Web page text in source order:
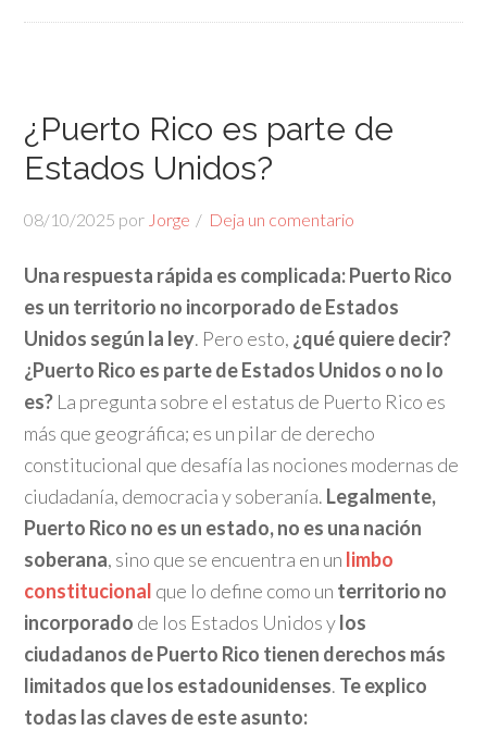
¿Puerto Rico es parte de
Estados Unidos?
08/10/2025 por Jorge Deja un comentario
Una respuesta rápida es complicada: Puerto Rico
es un territorio no incorporado de Estados
Unidos según la ley. Pero esto, ¿qué quiere decir?
¿Puerto Rico es parte de Estados Unidos o no lo
es? La pregunta sobre el estatus de Puerto Rico es
más que geográfica; es un pilar de derecho
constitucional que desafía las nociones modernas de
ciudadanía, democracia y soberanía. Legalmente,
Puerto Rico no es un estado, no es una nación
soberana, sino que se encuentra en un limbo
constitucional que lo define como un territorio no
incorporado de los Estados Unidos ylos
ciudadanos de Puerto Rico tienen derechos más
limitados que los estadounidenses. Te explico
todas las claves de este asunto: